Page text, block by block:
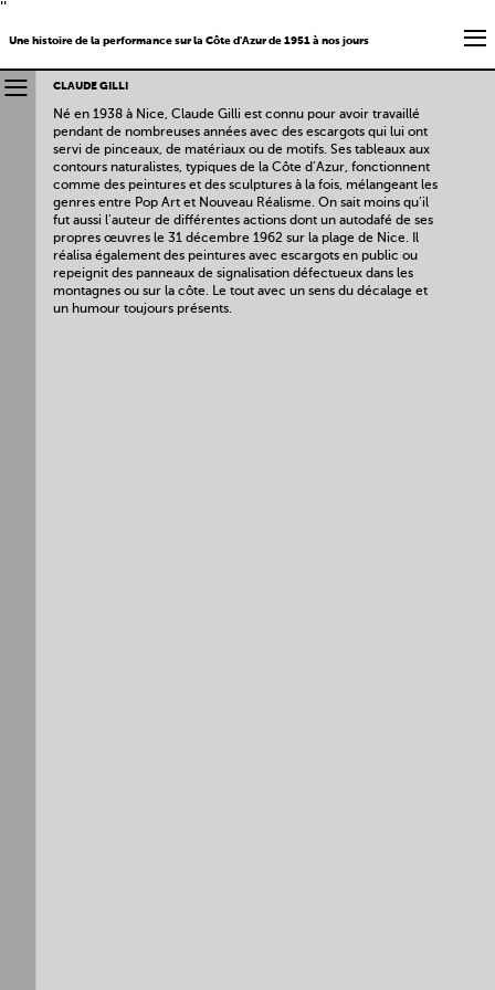
''
Une histoire de la performance sur la Côte d'Azur de 1951 à nos jours
CLAUDE GILLI
Né en 1938 à Nice, Claude Gilli est connu pour avoir travaillé
pendant de nombreuses années avec des escargots qui lui ont
servi de pinceaux, de matériaux ou de motifs. Ses tableaux aux
contours naturalistes, typiques de la Côte d’Azur, fonctionnent
comme des peintures et des sculptures à la fois, mélangeant les
genres entre Pop Art et Nouveau Réalisme. On sait moins qu’il
fut aussi l’auteur de différentes actions dont un autodafé de ses
propres œuvres le 31 décembre 1962 sur la plage de Nice. Il
réalisa également des peintures avec escargots en public ou
repeignit des panneaux de signalisation défectueux dans les
montagnes ou sur la côte. Le tout avec un sens du décalage et
un humour toujours présents.